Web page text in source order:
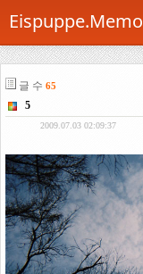
로그인
About
AboutTori
Photo
Gallery
Snaps
B Cut
Portfolio
글 수 65
5
2009.07.03 02:09:37